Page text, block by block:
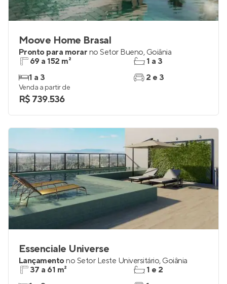
Moove Home Brasal
Pronto para morar no Setor Bueno, Goiânia
69 a 152 m²
1 a 3
1 a 3
2 e 3
Venda a partir de
R$ 739.536
Essenciale Universe
Lançamentono Setor Leste Universitário, Goiânia
37 a 61 m²
1 e 2